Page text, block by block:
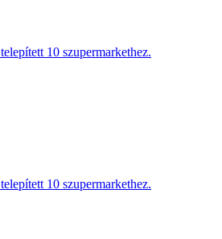
10 szupermarkethez.
10 szupermarkethez.